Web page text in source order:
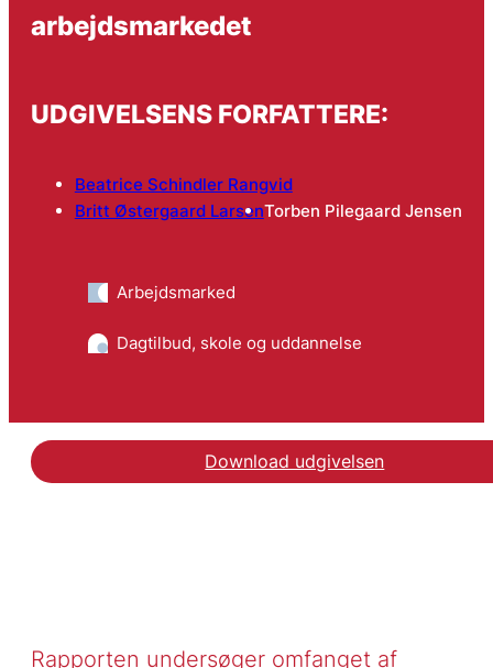
arbejdsmarkedet
UDGIVELSENS FORFATTERE:
Beatrice Schindler Rangvid
Britt Østergaard LarsenTorben Pilegaard Jensen
Arbejdsmarked
Dagtilbud, skole og uddannelse
Download udgivelsen
Rapporten undersøger omfanget af